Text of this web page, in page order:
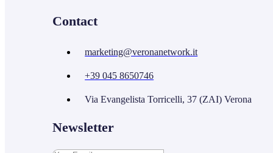
Contact
marketing@veronanetwork.it
+39 045 8650746
Via Evangelista Torricelli, 37 (ZAI) Verona
Newsletter